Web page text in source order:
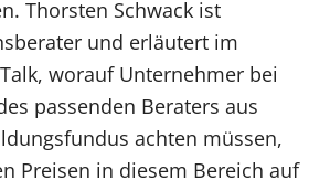
Thorsten Schwack ist
und erläutert im
worauf Unternehmer bei
passenden Beraters aus
achten müssen,
Preisen in diesem Bereich auf